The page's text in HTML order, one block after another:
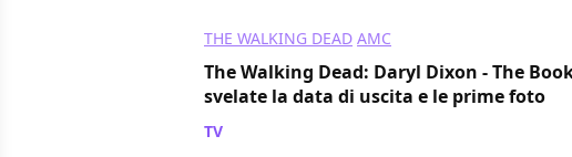
THE WALKING DEAD AMC
The Walking Dead: Daryl Dixon - The
svelate la data di uscita e le prime foto
TV